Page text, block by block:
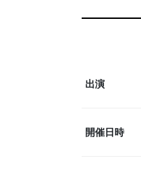
出演
開催日時